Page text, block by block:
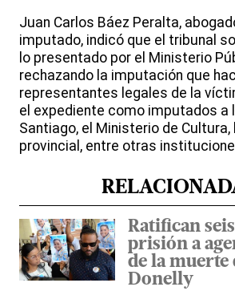
Juan Carlos Báez Peralta,
imputado, indicó que el tribunal
lo presentado por el Ministerio
rechazando la imputación que
representantes legales de la
el expediente como imputados a
Santiago, el Ministerio de Cultura,
provincial, entre otras
Ratifican
prisión a
de la muerte
Donelly